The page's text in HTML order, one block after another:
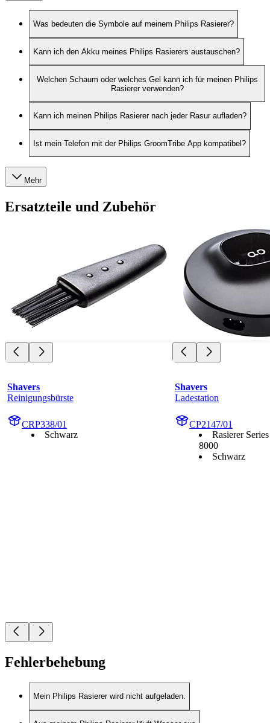
Was bedeuten die Symbole auf meinem Philips Rasierer?
Kann ich den Akku meines Philips Rasierers austauschen?
Welchen Schaum oder welches Gel kann ich für meinen Philips
Rasierer verwenden?
Kann ich meinen Philips Rasierer nach jeder Rasur aufladen?
Ist mein Telefon mit der Philips GroomTribe App kompatibel?
Mehr
Ersatzteile und Zubehör
Shavers
Reinigungsbürste
CRP338/01
Schwarz
Shavers
Ladestation
CP2147/01
Rasierer
8000
Schwarz
Fehlerbehebung
Mein Philips Rasierer wird nicht aufgeladen.